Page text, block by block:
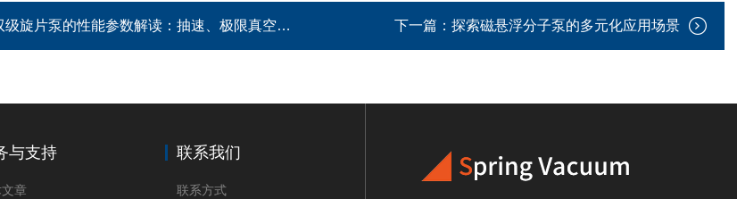
旋片泵的性能参数解读：抽速、极限真空、功率如何看？ 下一篇： 探索磁悬浮分子泵的多元化应用场景
与支持
章
联系我们
联系方式